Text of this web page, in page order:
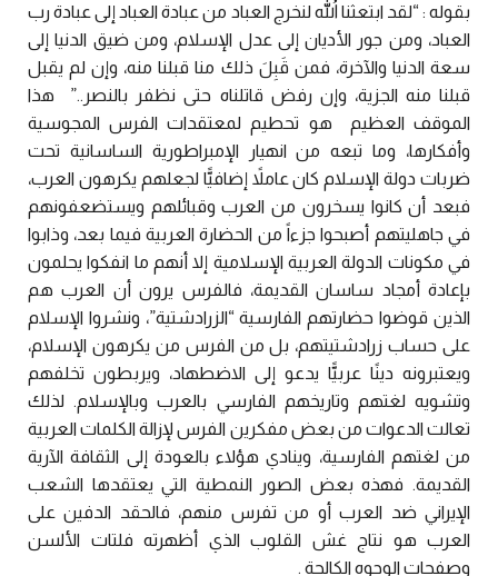
بقوله : “لقد ابتعثنا اللهُ لنخرج العباد من عبادة العباد إلى عبادة رب
العباد، ومن جور الأديان إلى عدل الإسلام، ومن ضيق الدنيا إلى
سعة الدنيا والآخرة، فمن قَبِلَ ذلك منا قبلنا منه، وإن لم يقبل
قبلنا منه الجزية، وإن رفض قاتلناه حتى نظفر بالنصر..”
هذا
الموقف العظيم
هو تحطيم لمعتقدات الفرس المجوسية
وأفكارها، وما تبعه من انهيار الإمبراطورية الساسانية تحت
ضربات دولة الإسلام كان عاملاً إضافيًّا لجعلهم يكرهون العرب،
فبعد أن كانوا يسخرون من العرب وقبائلهم ويستضعفونهم
في جاهليتهم أصبحوا جزءاً من الحضارة العربية فيما بعد، وذابوا
في مكونات الدولة العربية الإسلامية إلا أنهم ما انفكوا يحلمون
بإعادة أمجاد ساسان القديمة، فالفرس يرون أن العرب هم
الذين قوضوا حضارتهم الفارسية “الزرادشتية”، ونشروا الإسلام
على حساب زرادشتيتهم، بل من الفرس من يكرهون الإسلام،
ويعتبرونه دينًا عربيًّا يدعو إلى الاضطهاد، ويربطون تخلفهم
وتشويه لغتهم وتاريخهم الفارسي بالعرب وبالإسلام. لذلك
تعالت الدعوات من بعض مفكرين الفرس لإزالة الكلمات العربية
من لغتهم الفارسية، وينادي هؤلاء بالعودة إلى الثقافة الآرية
القديمة. فهذه بعض الصور النمطية التي يعتقدها الشعب
الإيراني ضد العرب أو من تفرس منهم، فالحقد الدفين على
العرب هو نتاج غش القلوب الذي أظهرته فلتات الألسن
وصفحات الوجوه الكالحة .